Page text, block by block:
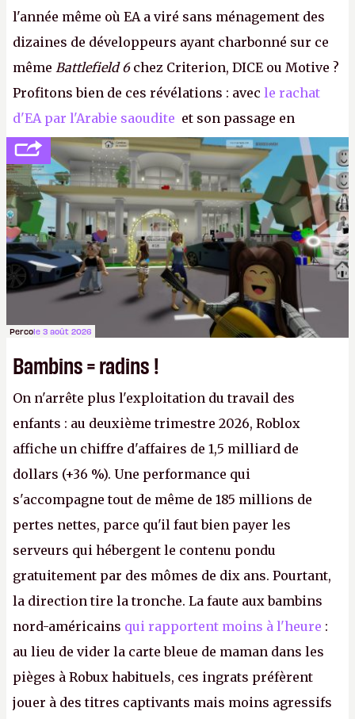
l'année même où EA a viré sans ménagement des
dizaines de développeurs ayant charbonné sur ce
même Battlefield 6chez Criterion, DICE ou Motive ?
Profitons bien de ces révélations : avec le rachat
d'EA par l'Arabie saoudite et son passage en
société privée, l'éditeur n'aura bientôt plus
l'obligation de publier ses bilans. Encore une
victoire pour la transparence.P.
Percole 3 août 2026
Bambins = radins !
On n'arrête plus l'exploitation du travail des
enfants : au deuxième trimestre 2026, Roblox
affiche un chiffre d'affaires de 1,5 milliard de
dollars (+36 %). Une performance qui
s'accompagne tout de même de 185 millions de
pertes nettes, parce qu'il faut bien payer les
serveurs qui hébergent le contenu pondu
gratuitement par des mômes de dix ans. Pourtant,
la direction tire la tronche. La faute aux bambins
nord-américains qui rapportent moins à l'heure :
au lieu de vider la carte bleue de maman dans les
pièges à Robux habituels, ces ingrats préfèrent
jouer à des titres captivants mais moins agressifs